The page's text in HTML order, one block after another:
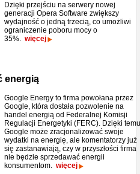
Dzięki przejściu na serwery nowej
generacji Opera Software zwiększy
wydajność o jedną trzecią, co umożliwi
ograniczenie poboru mocy o
35%. więcej
energią
Google Energy to firma powołana przez
Google, która dostała pozwolenie na
handel energią od Federalnej Komisji
Regulacji Energetyki (FERC). Dzięki temu
Google może zracjonalizować swoje
wydatki na energię, ale komentatorzy już
się zastanawiają, czy w przyszłości firma
nie będzie sprzedawać energii
konsumentom. więcej